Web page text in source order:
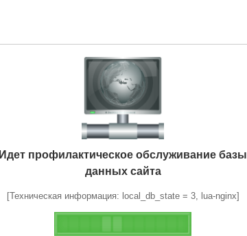
Идет профилактическое обслуживание базы
данных сайта
[Техническая информация: local_db_state = 3, lua-nginx]